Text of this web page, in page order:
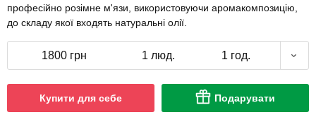
професійно розімне м'язи, використовуючи аромакомпозицію,
до складу якої входять натуральні олії.
1800 грн 1 люд. 1 год.
Купити для себе Подарувати